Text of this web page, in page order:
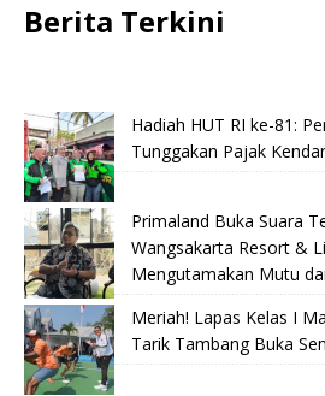
Berita Terkini
Hadiah HUT RI ke-81:
Tunggakan Pajak
Primaland Buka Suara
Wangsakarta Resort &
Mengutamakan Mutu
Meriah! Lapas Kelas I
Tarik Tambang Buka